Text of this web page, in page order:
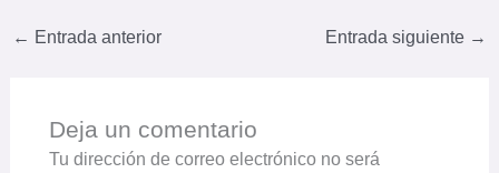
← Entrada anterior Entrada siguiente →
Deja un comentario
Tu dirección de correo electrónico no será